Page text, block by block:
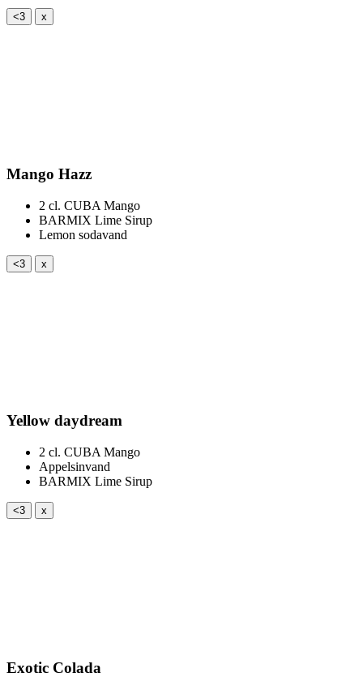
<3 x
Mango Hazz
2 cl. CUBA Mango
BARMIX Lime Sirup
Lemon sodavand
<3 x
Yellow daydream
2 cl. CUBA Mango
Appelsinvand
BARMIX Lime Sirup
<3 x
Exotic Colada